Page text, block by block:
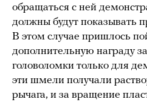
обращаться с ней
должны будут показывать
В этом случае пришлось
дополнительную награду
головоломки только для
эти шмели получали
рычага, и за вращение